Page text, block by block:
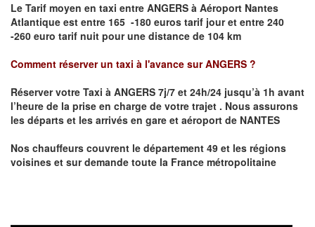
Le Tarif moyen en taxi entre ANGERS à Aéroport Nantes
Atlantique est entre 165 -180 euros tarif jour et entre 240
-260 euro tarif nuit pour une distance de 104 km
Comment réserver un taxi à l'avance surANGERS ?
Réserver votre Taxi à ANGERS 7j/7 et 24h/24 jusqu’à 1h avant
l’heure de la prise en charge de votre trajet . Nous assurons
les départs et les arrivés en gare et aéroport de NANTES
Nos chauffeurs couvrent le département 49 et les régions
voisines et sur demande toute la France métropolitaine